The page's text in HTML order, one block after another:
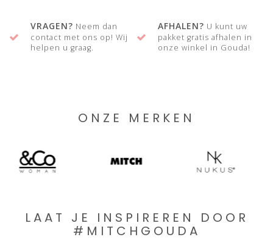
VRAGEN? Neem dan
contact met ons op! Wij
helpen u graag.
AFHALEN? U kunt uw
pakket gratis afhalen in
onze winkel in Gouda!
ONZE MERKEN
LAAT JE INSPIREREN DOOR
#MITCHGOUDA